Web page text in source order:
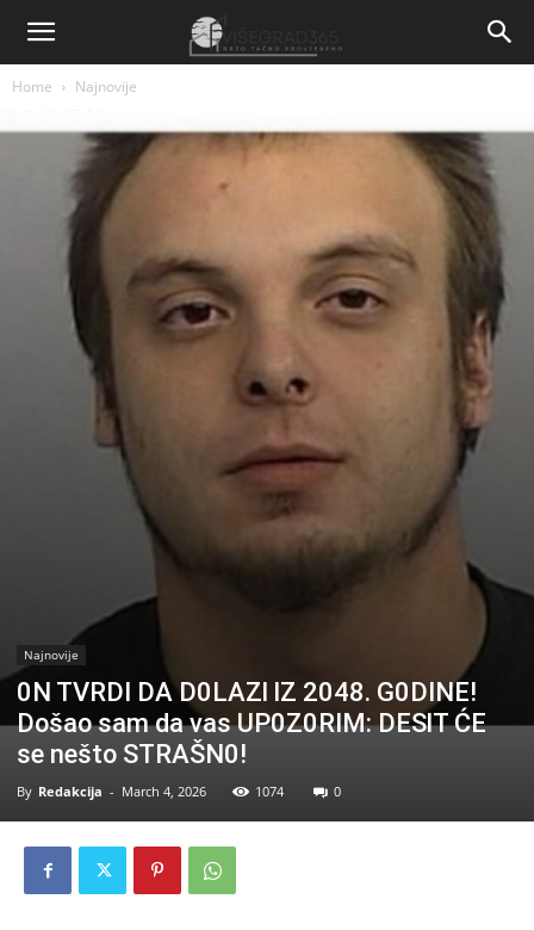
Home Najnovije
Najnovije
0N TVRDI DA D0LAZl lZ 2048. G0DINE!
Došao sam da vas UP0Z0RIM: DESlT ĆE
se nešto STRAŠN0!
By Redakcija - March 4, 2026 1074 0